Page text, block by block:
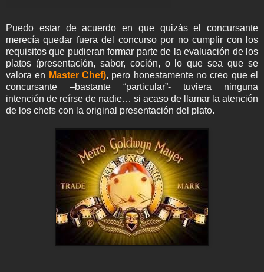
Puedo estar de acuerdo en que quizás el concursante
merecía quedar fuera del concurso por no cumplir con los
requisitos que pudieran formar parte de la evaluación de los
platos (presentación, sabor, coción, o lo que sea que se
valora en Master Chef), pero honestamente no creo que el
concursante –bastante “particular”- tuviera ninguna
intención de reírse de nadie… si acaso de llamar la atención
de los chefs con la original presentación del plato.